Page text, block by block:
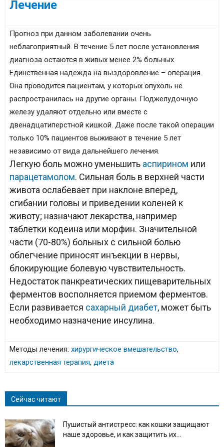
Лечение
Прогноз при данном заболевании очень
неблагоприятный. В течение 5 лет после установления
диагноза остаются в живых менее 2% больных.
Единственная надежда на выздоровление – операция.
Она проводится пациентам, у которых опухоль не
распространилась на другие органы. Поджелудочную
железу удаляют отдельно или вместе с
двенадцатиперстной кишкой. Даже после такой операции
только 10% пациентов выживают в течение 5 лет
независимо от вида дальнейшего лечения.
Легкую боль можно уменьшить аспирином или
парацетамолом. Сильная боль в верхней части
живота ослабевает при наклоне вперед,
сгибании головы и приведении коленей к
животу; назначают лекарства, например
таблетки кодеина или морфин. Значительной
части (70-80%) больных с сильной болью
облегчение приносят инъекции в нервы,
блокирующие болевую чувствительность.
Недостаток панкреатических пищеварительных
ферментов восполняется приемом ферментов.
Если развивается сахарный диабет, может быть
необходимо назначение инсулина.
Методы лечения: хирургическое вмешательство,
лекарственная терапия, диета
Сейчас читают
Пушистый антистресс: как кошки защищают
наше здоровье, и как защитить их...